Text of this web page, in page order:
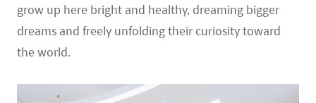
grow up here bright and healthy, dreaming bigger
dreams and freely unfolding their curiosity toward
the world.